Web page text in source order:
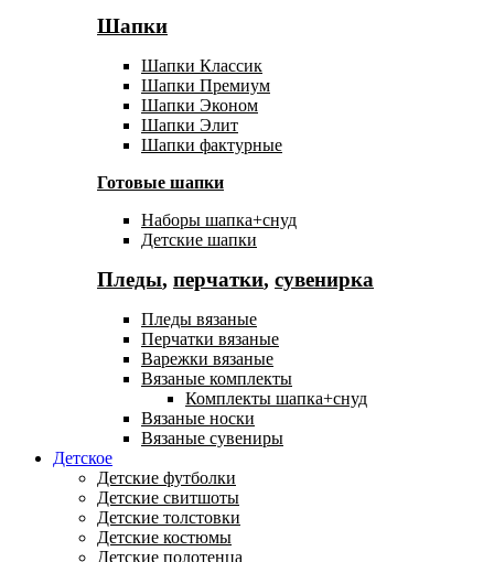
Шапки
Шапки Классик
Шапки Премиум
Шапки Эконом
Шапки Элит
Шапки фактурные
Готовые шапки
Наборы шапка+снуд
Детские шапки
Пледы, перчатки, сувенирка
Пледы вязаные
Перчатки вязаные
Варежки вязаные
Вязаные комплекты
Комплекты шапка+снуд
Вязаные носки
Вязаные сувениры
Детское
Детские футболки
Детские свитшоты
Детские толстовки
Детские костюмы
Детские полотенца